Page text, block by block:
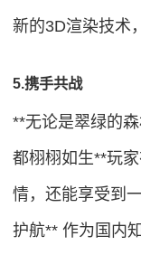
新的3D渲染技术
5.携手共战
**无论是翠绿的
都栩栩如生**玩
情，还能享受到
护航** 作为国内